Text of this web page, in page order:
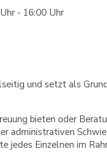
- 16:00 Uhr
und setzt als
bieten oder
administrativen
jedes Einzelnen im